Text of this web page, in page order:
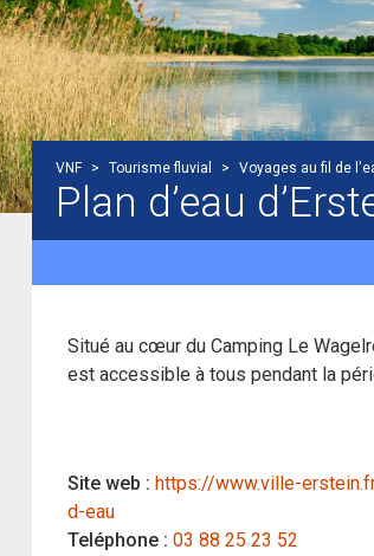
VNF > Tourisme fluvial > Voyages au fil de
Plan d’eau
Situé au cœur du Camping Le
est accessible à tous pendant la
Site web : https://www.ville-
d-eau
Teléphone : 03 88 25 23 52